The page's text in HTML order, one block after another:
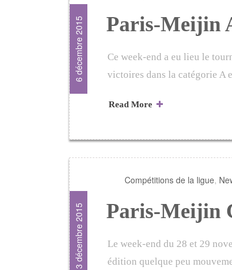
6 décembre 2015 Paris-Meijin
Ce week-end a eu lieu le
victoires dans la catégorie A
Read More
3 décembre 2015
Compétitions de la ligue,
Paris-Meijin
Le week-end du 28 et 29
édition quelque peu